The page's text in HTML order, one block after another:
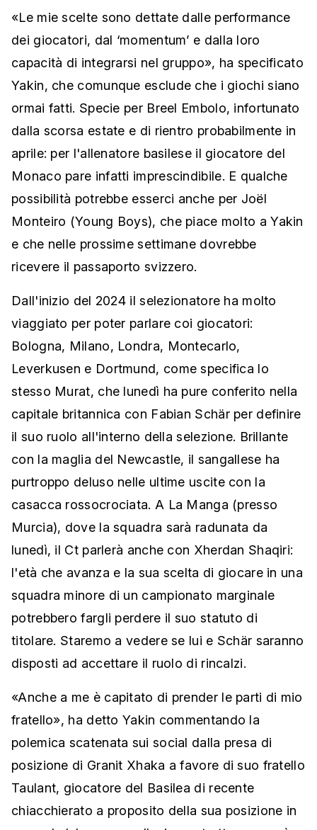
«Le mie scelte sono dettate dalle performance
dei giocatori, dal ‘momentum’ e dalla loro
capacità di integrarsi nel gruppo», ha specificato
Yakin, che comunque esclude che i giochi siano
ormai fatti. Specie per Breel Embolo, infortunato
dalla scorsa estate e di rientro probabilmente in
aprile: per l'allenatore basilese il giocatore del
Monaco pare infatti imprescindibile. E qualche
possibilità potrebbe esserci anche per Joël
Monteiro (Young Boys), che piace molto a Yakin
e che nelle prossime settimane dovrebbe
ricevere il passaporto svizzero.
Dall'inizio del 2024 il selezionatore ha molto
viaggiato per poter parlare coi giocatori:
Bologna, Milano, Londra, Montecarlo,
Leverkusen e Dortmund, come specifica lo
stesso Murat, che lunedì ha pure conferito nella
capitale britannica con Fabian Schär per definire
il suo ruolo all'interno della selezione. Brillante
con la maglia del Newcastle, il sangallese ha
purtroppo deluso nelle ultime uscite con la
casacca rossocrociata. A La Manga (presso
Murcia), dove la squadra sarà radunata da
lunedì, il Ct parlerà anche con Xherdan Shaqiri:
l'età che avanza e la sua scelta di giocare in una
squadra minore di un campionato marginale
potrebbero fargli perdere il suo statuto di
titolare. Staremo a vedere se lui e Schär saranno
disposti ad accettare il ruolo di rincalzi.
«Anche a me è capitato di prender le parti di mio
fratello», ha detto Yakin commentando la
polemica scatenata sui social dalla presa di
posizione di Granit Xhaka a favore di suo fratello
Taulant, giocatore del Basilea di recente
chiacchierato a proposito della sua posizione in